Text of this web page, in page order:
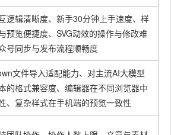
逻辑清晰度、新手30分钟上手速度、样
预览便捷度、SVG动效的操作与修改难
号同步与发布流程顺畅度
文件导入适配能力、对主流AI大模型
的格式兼容度、编辑器在不同浏览器中
、复杂样式在手机端的预览一致性